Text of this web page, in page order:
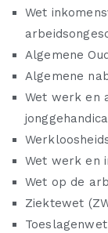
Wet
Algemene
Algemene
Wet werk en
Wet werk en
Wet op de
Ziektewet
Toeslagenwet